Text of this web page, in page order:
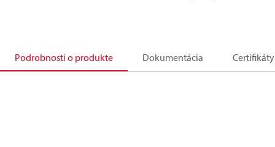
Podrobnosti o produkte Dokumentácia Certifikáty